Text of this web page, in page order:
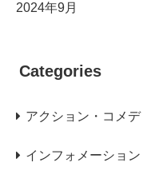
2024年9月
Categories
アクション・コメ
インフォメーション